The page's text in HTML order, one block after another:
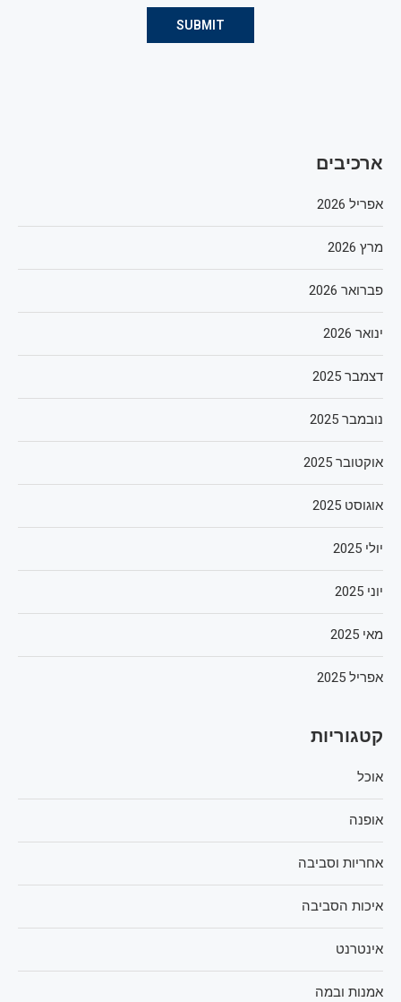
ארכיבים
אפריל 2026
מרץ 2026
פברואר 2026
ינואר 2026
דצמבר 2025
נובמבר 2025
אוקטובר 2025
אוגוסט 2025
יולי 2025
יוני 2025
מאי 2025
אפריל 2025
קטגוריות
אוכל
אופנה
אחריות וסביבה
איכות הסביבה
אינטרנט
אמנות ובמה